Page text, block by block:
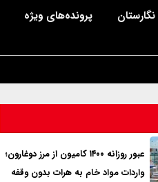
نگارستان پرونده‌های ویژه
عبور روزانه ۱۴۰۰ کامیون از مرز دوغارون؛
واردات مواد خام به هرات بدون وقفه